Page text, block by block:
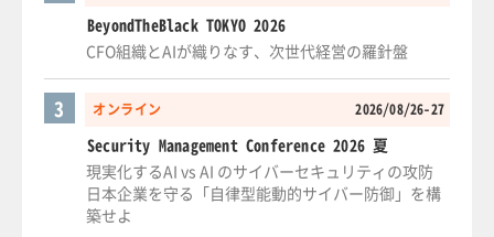
BeyondTheBlack TOKYO 2026
CFO組織とAIが織りなす、次世代経営の羅針盤
オンライン 2026/08/26-27
3
Security Management Conference 2026 夏
現実化するAI vs AI のサイバーセキュリティの攻防
日本企業を守る「自律型能動的サイバー防御」を構
築せよ